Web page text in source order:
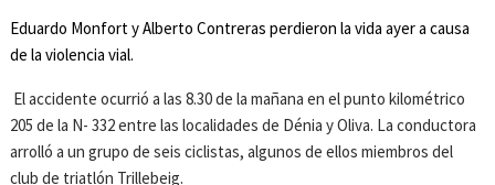
Eduardo Monfort y Alberto Contreras perdieron la vida ayer a causa
de la violencia vial.
El accidente ocurrió a las 8.30 de la mañana en el punto kilométrico
205 de la N- 332 entre las localidades de Dénia y Oliva. La conductora
arrolló a un grupo de seis ciclistas, algunos de ellos miembros del
club de triatlón Trillebeig.